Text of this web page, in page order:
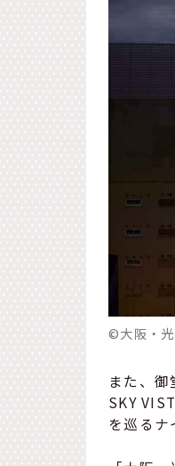
©大阪・
また、
SKY
を巡るナ